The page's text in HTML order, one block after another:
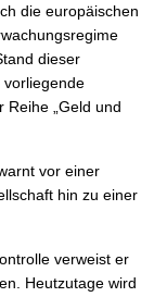
die europäischen
dieser
vorliegende
Reihe „Geld und
vor einer
hin zu einer
verweist er
Heutzutage wird